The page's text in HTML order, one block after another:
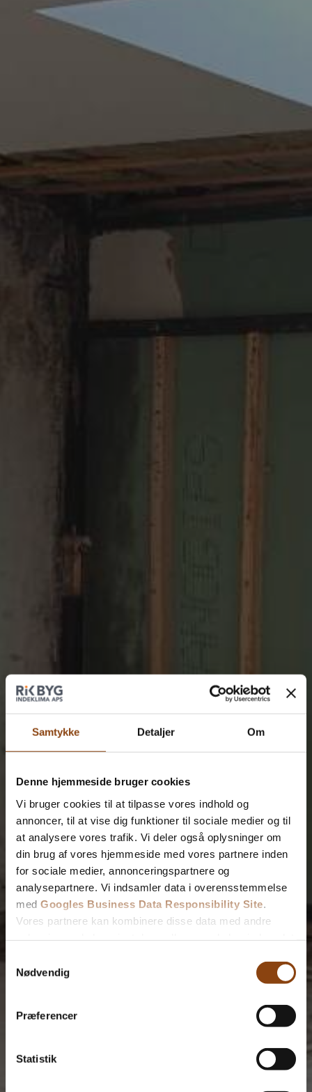
Samtykke Detaljer Om
Denne hjemmeside bruger cookies
Vi bruger cookies til at tilpasse vores indhold og
annoncer, til at vise dig funktioner til sociale medier og til
at analysere vores trafik. Vi deler også oplysninger om
din brug af vores hjemmeside med vores partnere inden
for sociale medier, annonceringspartnere og
analysepartnere. Vi indsamler data i overensstemmelse
med Googles Business Data Responsibility Site
Vores partnere kan kombinere disse data med andre
Nødvendig
Præferencer
Statistik